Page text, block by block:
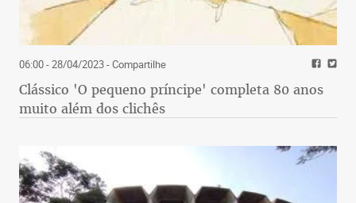
06:00 - 28/04/2023- Compartilhe
Clássico 'O pequeno príncipe' completa 80 anos
muito além dos clichês